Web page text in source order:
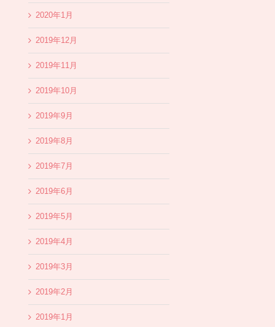
2020年1月
2019年12月
2019年11月
2019年10月
2019年9月
2019年8月
2019年7月
2019年6月
2019年5月
2019年4月
2019年3月
2019年2月
2019年1月